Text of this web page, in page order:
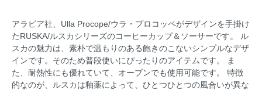
アラビア社、Ulla Procope/ウラ・プロコッペがデザインを手掛け
たRUSKA/ルスカシリーズのコーヒーカップ＆ソーサーです。 ル
スカの魅力は、素朴で温もりのある飽きのこないシンプルなデザ
インです。そのため普段使いにぴったりのアイテムです。 ま
た、耐熱性にも優れていて、オーブンでも使用可能です。 特徴
的なのが、ルスカは釉薬によって、ひとつひとつの風合いが異な